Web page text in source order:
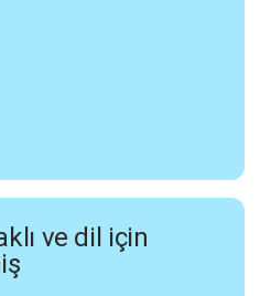
ve dil için